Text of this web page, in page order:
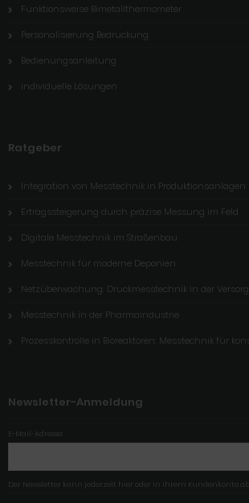
Funktionsweise Bimetallthermometer
Personalisierung Bedruckung
Bedienungsanleitung
individuelle Lösungen
Ratgeber
Integration von Messtechnik in Produktionsanlagen
Ertragssteigerung durch präzise Messung im Feld
Digitale Messtechnik im Straßenbau
Messtechnik für moderne Deponien
Netzüberwachung: Druckmesstechnik in der
Messtechnik in der Pharmaindustrie
Prozesskontrolle in Bioreaktoren: Messtechnik für
Newsletter-Anmeldung
E-Mail-Adresse:
Der Newsletter kann jederzeit hier oder in Ihrem Kundenkonto